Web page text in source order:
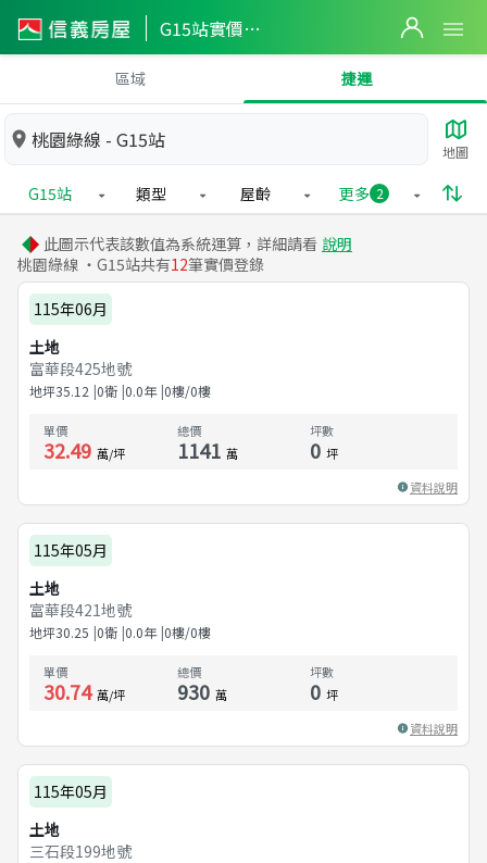
G15站實價登錄
區域 捷運
桃園綠線 - G15站 地圖
G15站 類型 屋齡 更多 2
此圖示代表該數值為系統運算，詳細請看 說明
桃園綠線 ・G15站共有12筆實價登錄
115年06月
土地
富華段425地號
地坪35.12 0衛 0.0年 0樓/0樓
單價
32.49 萬/坪
總價
1141 萬
坪數
0 坪
資料說明
115年05月
土地
富華段421地號
地坪30.25 0衛 0.0年 0樓/0樓
單價
30.74 萬/坪
總價
930 萬
坪數
0 坪
資料說明
115年05月
土地
三石段199地號